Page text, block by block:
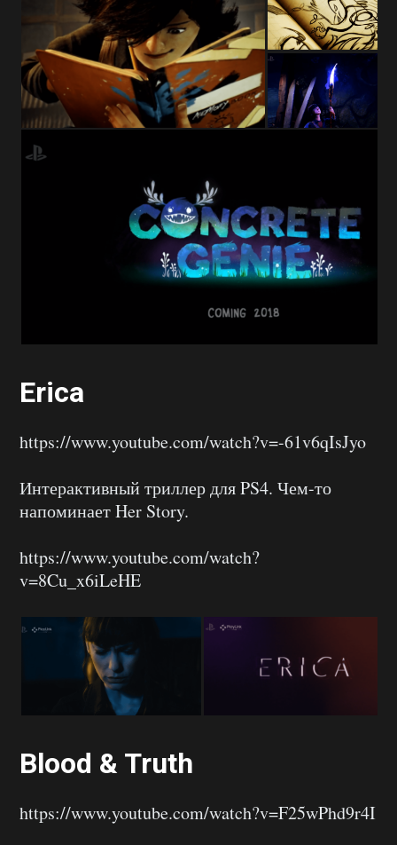
Erica
https://www.youtube.com/watch?v=-61v6qIsJyo
Интерактивный триллер для PS4. Чем-то
напоминает Her Story.
https://www.youtube.com/watch?
v=8Cu_x6iLeHE
Blood & Truth
https://www.youtube.com/watch?v=F25wPhd9r4I